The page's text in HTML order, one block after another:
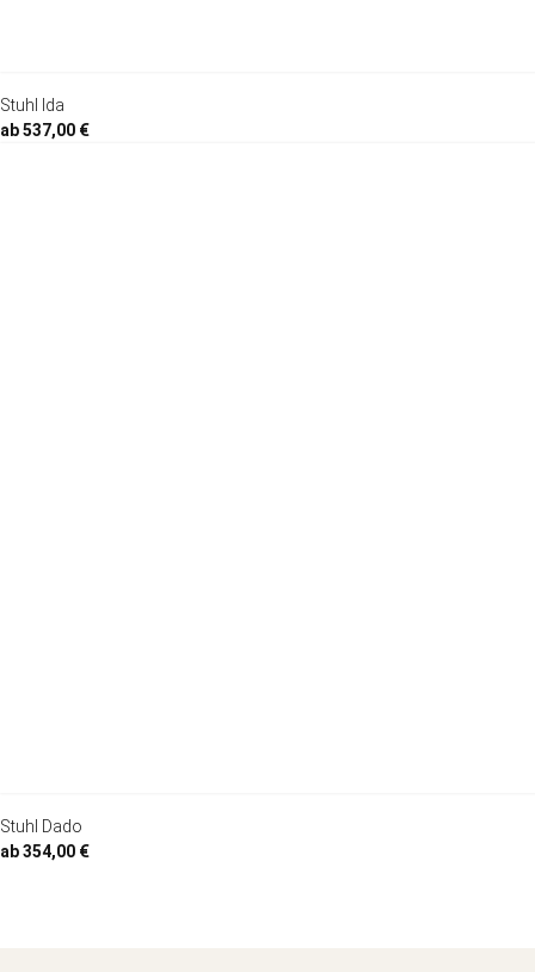
Stuhl Ida
ab 537,00 €
Stuhl Dado
ab 354,00 €